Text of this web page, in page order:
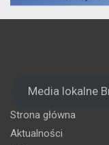
Media lokalne
Strona główna
Aktualności